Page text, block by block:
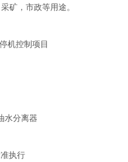
矿，市政等用途。
机控制项目
水分离器
执行